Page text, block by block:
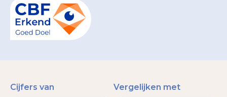
Cijfers van Vergelijken met